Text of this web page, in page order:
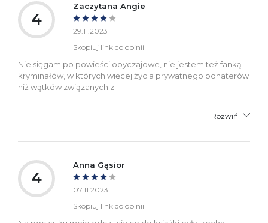
4
Zaczytana Angie
29.11.2023
Skopiuj link do opinii
Nie sięgam po powieści obyczajowe, nie jestem też fanką
kryminałów, w których więcej życia prywatnego bohaterów
niż wątków związanych z
Rozwiń
4
Anna Gąsior
07.11.2023
Skopiuj link do opinii